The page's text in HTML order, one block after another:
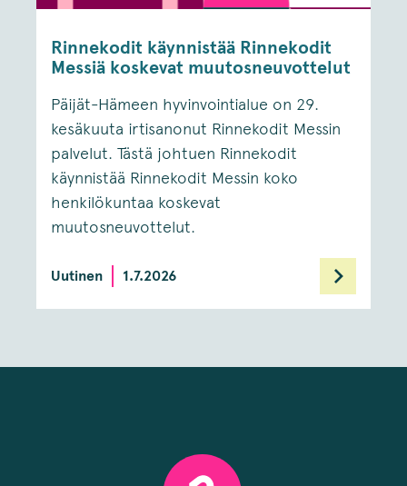
Rinnekodit käynnistää Rinnekodit
Messiä koskevat muutosneuvottelut
Päijät-Hämeen hyvinvointialue on 29.
kesäkuuta irtisanonut Rinnekodit Messin
palvelut. Tästä johtuen Rinnekodit
käynnistää Rinnekodit Messin koko
henkilökuntaa koskevat
muutosneuvottelut.
Uutinen 1.7.2026